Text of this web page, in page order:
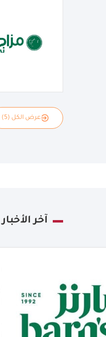
عرض الكل (5)
آخر الأخبار